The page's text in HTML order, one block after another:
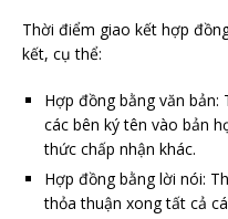
Thời điểm giao kết hợp
kết, cụ thể:
Hợp đồng bằng văn
các bên ký tên vào bản
thức chấp nhận khác.
Hợp đồng bằng lời nói:
thỏa thuận xong tất cả